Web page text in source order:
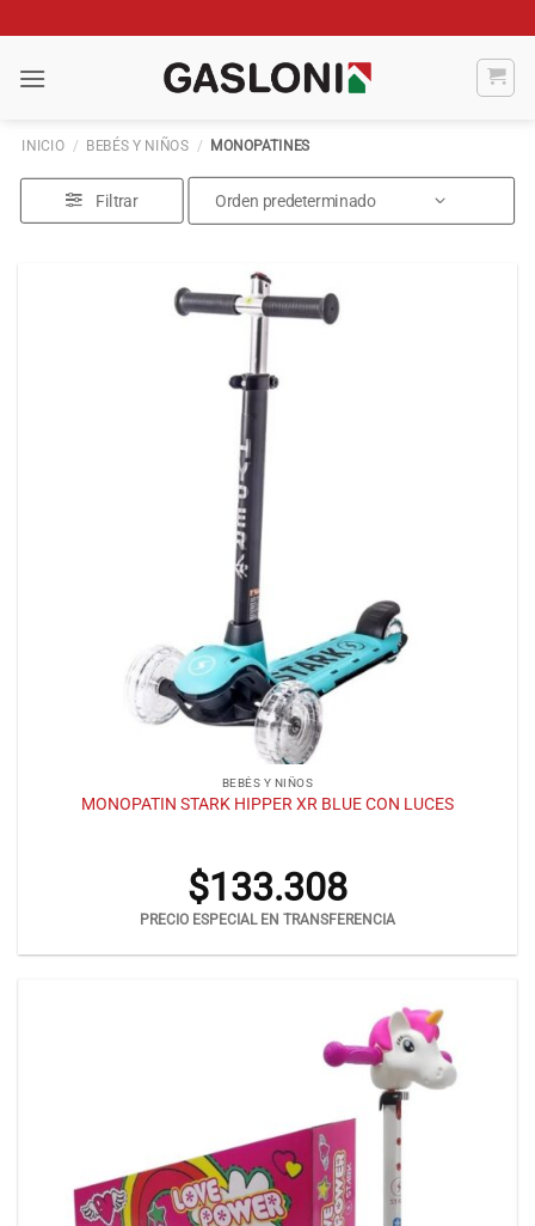
al
contenido
INICIO / BEBÉS Y NIÑOS / MONOPATINES
Filtrar
BEBÉS Y NIÑOS
MONOPATIN STARK HIPPER XR BLUE CON LUCES
$133.308
PRECIO ESPECIAL EN TRANSFERENCIA